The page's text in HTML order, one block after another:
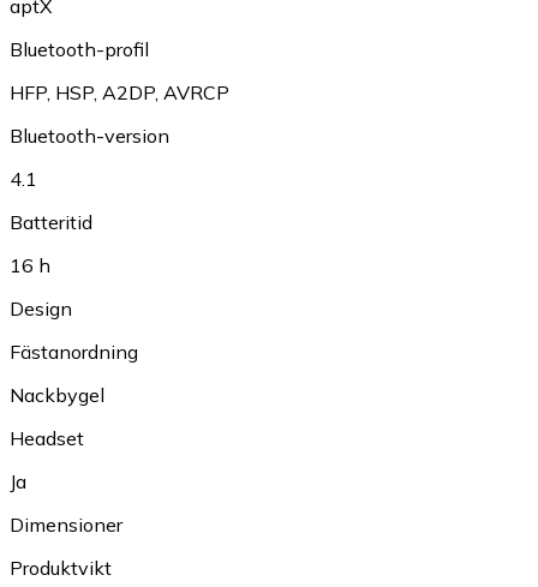
aptX
Bluetooth-profil
HFP HSP A2DP AVRCP
Bluetooth-version
4.1
Batteritid
16 h
Design
Fästanordning
Nackbygel
Headset
Ja
Dimensioner
Produktvikt